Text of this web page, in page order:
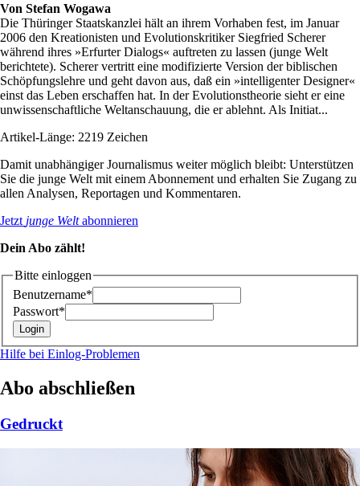
Von Stefan Wogawa
Die Thüringer Staatskanzlei hält an ihrem Vorhaben fest, im Januar
2006 den Kreationisten und Evolutionskritiker Siegfried Scherer
während ihres »Erfurter Dialogs« auftreten zu lassen (junge Welt
berichtete). Scherer vertritt eine modifizierte Version der biblischen
Schöpfungslehre und geht davon aus, daß ein »intelligenter Designer«
einst das Leben erschaffen hat. In der Evolutionstheorie sieht er eine
unwissenschaftliche Weltanschauung, die er ablehnt. Als Initiat...
Artikel-Länge: 2219 Zeichen
Damit unabhängiger Journalismus weiter möglich bleibt: Unterstützen
Sie die junge Welt mit einem Abonnement und erhalten Sie Zugang zu
allen Analysen, Reportagen und Kommentaren.
Jetzt junge Weltabonnieren
Dein Abo zählt!
Bitte einloggen
Benutzername*
Passwort*
Hilfe bei Einlog-Problemen
Abo abschließen
Gedruckt